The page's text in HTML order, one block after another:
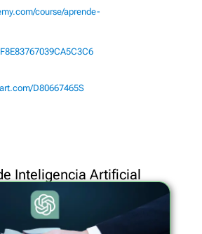
course/aprende-
D80667465S
Inteligencia Artificial